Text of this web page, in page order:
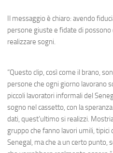
Il messaggio è chiaro: avendo
persone giuste e fidate di possono
realizzare sogni.
“Questo clip, così come il brano,
persone che ogni giorno lavorano
piccoli lavoratori informali del
sogno nel cassetto, con la
dati, quest’ultimo si realizzi.
gruppo che fanno lavori umili, tipici
Senegal, ma che a un certo punto,